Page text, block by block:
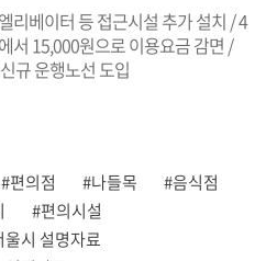
리베이터 등 접근시설 추가 설치 / 4
서 15,000원으로 이용요금 감면 /
규 운행노선 도입
#편의점 #나들목
#음식점
#편의시설
울시 설명자료